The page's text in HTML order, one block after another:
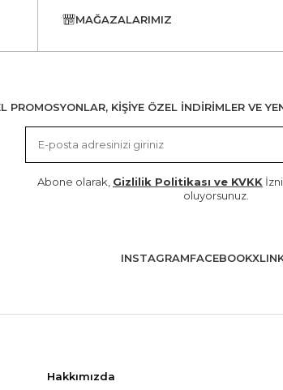
MAĞAZALARIMIZ
PROMOSYONLAR, KİŞİYE ÖZEL İNDİRİMLER VE
Abone olarak, Gizlilik Politikası ve KVKK
oluyorsunuz.
INSTAGRAMFACEBOOKX
Hakkımızda